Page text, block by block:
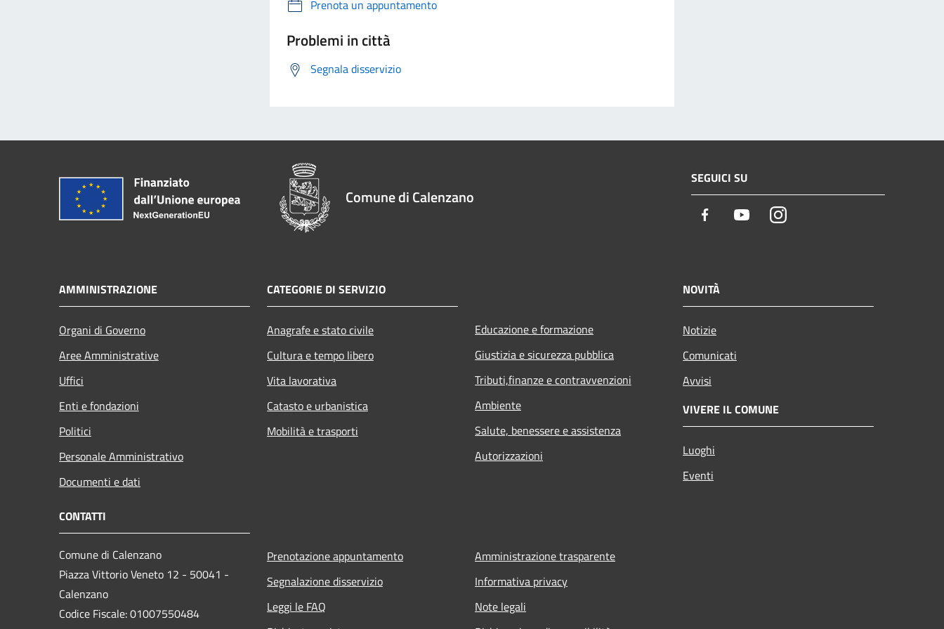
Prenota un appuntamento
Problemi in città
Segnala disservizio
Comune di Calenzano
SEGUICI SU
Facebook YoutubeInstagram
AMMINISTRAZIONE
Organi di Governo
Aree Amministrative
Uffici
Enti e fondazioni
Politici
Personale Amministrativo
Documenti e dati
CATEGORIE DI SERVIZIO
Anagrafe e stato civile
Cultura e tempo libero
Vita lavorativa
Catasto e urbanistica
Mobilità e trasporti
Educazione e formazione
Giustizia e sicurezza pubblica
Tributi,finanze e contravvenzioni
Ambiente
Salute, benessere e assistenza
Autorizzazioni
NOVITÀ
Notizie
Comunicati
Avvisi
VIVERE IL COMUNE
Luoghi
Eventi
CONTATTI
Comune di Calenzano
Piazza Vittorio Veneto 12 - 50041 -
Calenzano
Codice Fiscale: 01007550484
Prenotazione appuntamento
Segnalazione disservizio
Leggi le FAQ
Amministrazione trasparente
Informativa privacy
Note legali